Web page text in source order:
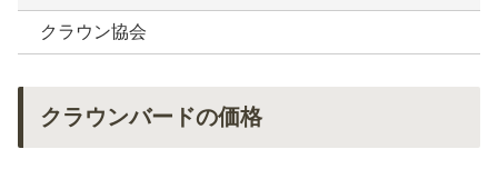
クラウン協会
クラウンバードの価格